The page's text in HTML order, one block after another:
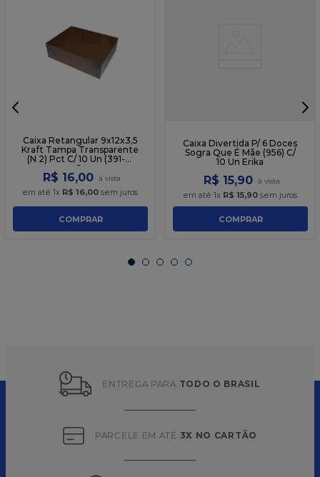
Caixa Retangular 9x12x3,5
Kraft Tampa Transparente
(N 2) Pct C/ 10 Un (391-K)
Cr
R$ 16,00
em até 1x R$ 16,00 sem juros
COMPRAR
Caixa Divertida P/ 6 Doces
Sogra Que É Mãe (956) C/
10 Un Erika
R$ 15,90
em até 1x R$ 15,90 sem juros
COMPRAR
ENTREGA PARA TODO O BRASIL
PARCELE EM ATÉ 3X NO CARTÃO